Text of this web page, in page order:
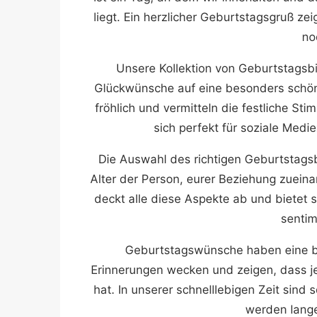
liegt. Ein herzlicher Geburtstagsgruß
Unsere Kollektion von
Glückwünsche auf eine besonders
fröhlich und vermitteln die festliche
sich perfekt für soziale
Die Auswahl des richtigen
Alter der Person, eurer Beziehung
deckt alle diese Aspekte ab und bietet
Geburtstagswünsche haben eine
Erinnerungen wecken und zeigen, dass
hat. In unserer schnelllebigen Zeit sind
werden